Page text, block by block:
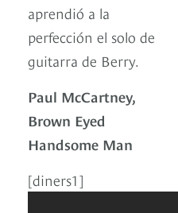
aprendió a la
perfección el solo de
guitarra de Berry.
Paul McCartney,
Brown Eyed
Handsome Man
[diners1]